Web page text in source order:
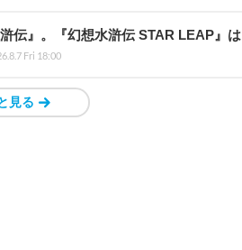
伝』。『幻想水滸伝 STAR LEAP』は
Fri 18:00
見る